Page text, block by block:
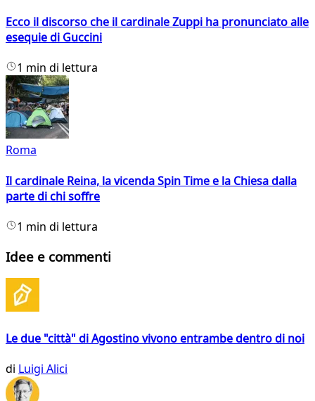
Ecco il discorso che il cardinale Zuppi ha pronunciato alle
esequie di Guccini
1 min di lettura
Roma
Il cardinale Reina, la vicenda Spin Time e la Chiesa dalla
parte di chi soffre
1 min di lettura
Idee e commenti
Le due "città" di Agostino vivono entrambe dentro di noi
di Luigi Alici